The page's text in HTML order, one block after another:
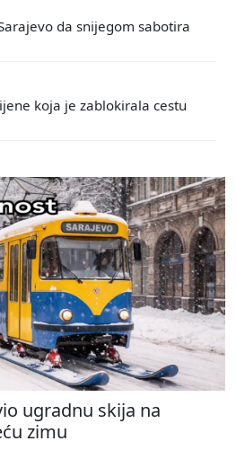
da snijegom sabotira
koja je zablokirala cestu
ugradnu skija na
zimu